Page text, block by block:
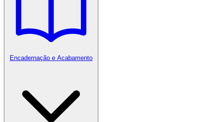
Encadernação e Acabamento